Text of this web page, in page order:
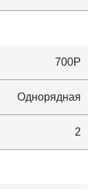
700P
Однорядная
2